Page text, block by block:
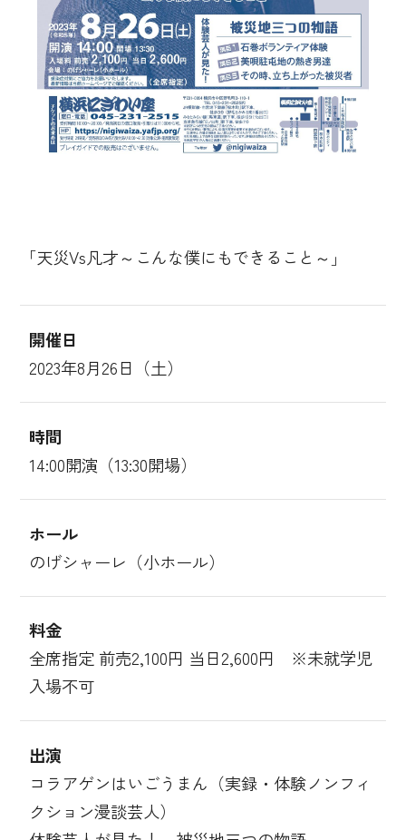
「天災Vs凡才～こんな僕にもできること～」
開催日
2023年8月26日（土）
時間
14:00開演（13:30開場）
ホール
のげシャーレ（小ホール）
料金
全席指定 前売2,100円 当日2,600円 ※未就学児
入場不可
出演
コラアゲンはいごうまん（実録・体験ノンフィ
クション漫談芸人）